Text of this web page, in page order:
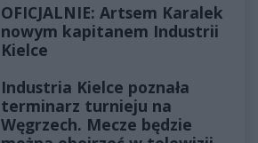
OFICJALNIE: Artsem Karalek
nowym kapitanem Industrii
Kielce
Industria Kielce poznała
terminarz turnieju na
Węgrzech. Mecze będzie